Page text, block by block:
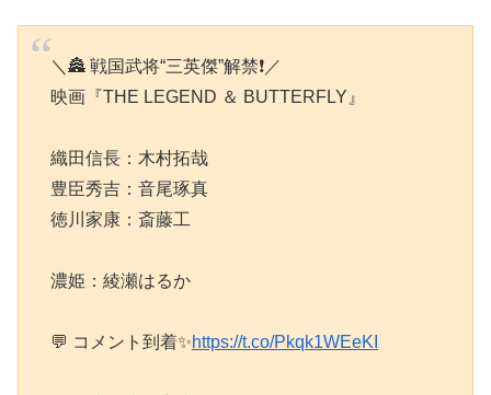
＼🏯 戦国武将“三英傑”解禁❗／
映画『THE LEGEND ＆ BUTTERFLY』
織田信長：木村拓哉
豊臣秀吉：音尾琢真
徳川家康：斎藤工
濃姫：綾瀬はるか
💬 コメント到着✨https://t.co/Pkqk1WEeKI